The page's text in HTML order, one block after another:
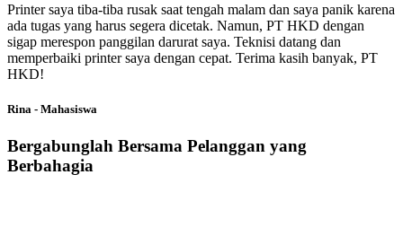
Printer saya tiba-tiba rusak saat tengah malam dan saya panik karena
ada tugas yang harus segera dicetak. Namun, PT HKD dengan
sigap merespon panggilan darurat saya. Teknisi datang dan
memperbaiki printer saya dengan cepat. Terima kasih banyak, PT
HKD!
Rina - Mahasiswa
Bergabunglah Bersama Pelanggan yang
Berbahagia